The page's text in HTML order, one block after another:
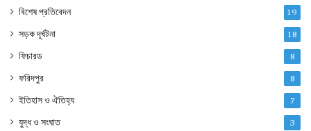
বিশেষ প্রতিবেদন 19
সড়ক দূর্ঘটনা 18
ফিচারড 8
ফরিদপুর 8
ইতিহাস ও ঐতিহ্য 7
যুদ্ধ ও সংঘাত 3